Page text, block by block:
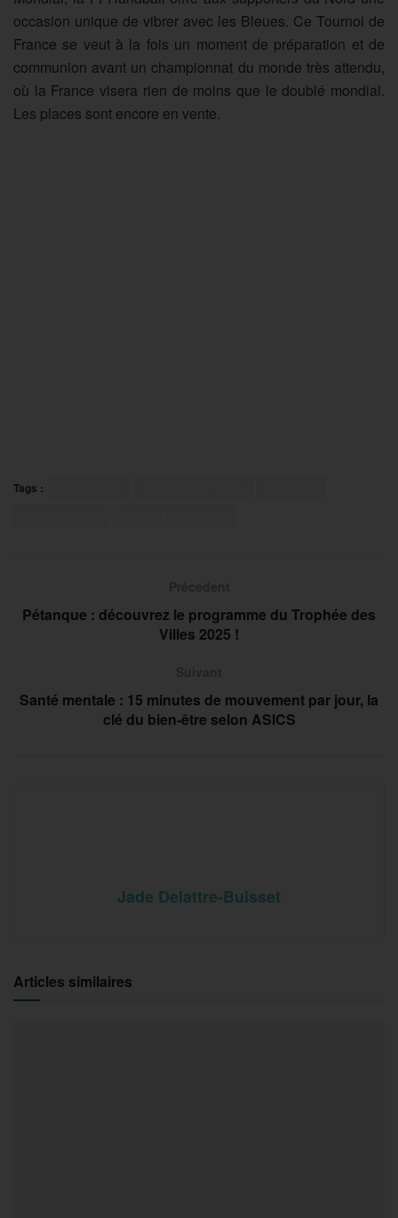
occasion unique de vibrer avec les Bleues. Ce Tournoi de
France se veut à la fois un moment de préparation et de
communion avant un championnat du monde très attendu,
où la France visera rien de moins que le doublé mondial.
Les places sont encore en vente.
Tags :
Pétanque : découvrez le programme du Trophée des
Villes 2025 !
Santé mentale : 15 minutes de mouvement par jour, la
clé du bien-être selon ASICS
Jade Delattre-Buisset
Articles similaires